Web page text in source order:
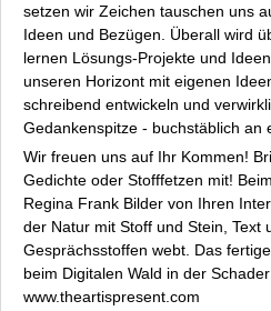
Trash Art
Presse
Zentrum für Performance Studien (ZPS)
Datenschutz
Impressum / Kontakt
setzen wir Zeichen tauschen uns
Ideen und Bezügen. Überall wird
lernen Lösungs-Projekte und
unseren Horizont mit eigenen
schreibend entwickeln und
Gedankenspitze - buchstäblich an
Wir freuen uns auf Ihr Kommen!
Gedichte oder Stofffetzen mit!
Regina Frank Bilder von Ihren
der Natur mit Stoff und Stein, Text
Gesprächsstoffen webt. Das
beim Digitalen Wald in der
www.theartispresent.com